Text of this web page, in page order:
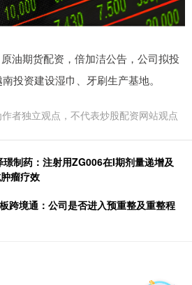
期货配资，倍加洁公告，公司拟投
投资建设湿巾、牙刷生产基地。
者独立观点，不代表炒股配资网站观点
制药：注射用ZG006在I期剂量递增及
瘤疗效
跨境通：公司是否进入预重整及重整程